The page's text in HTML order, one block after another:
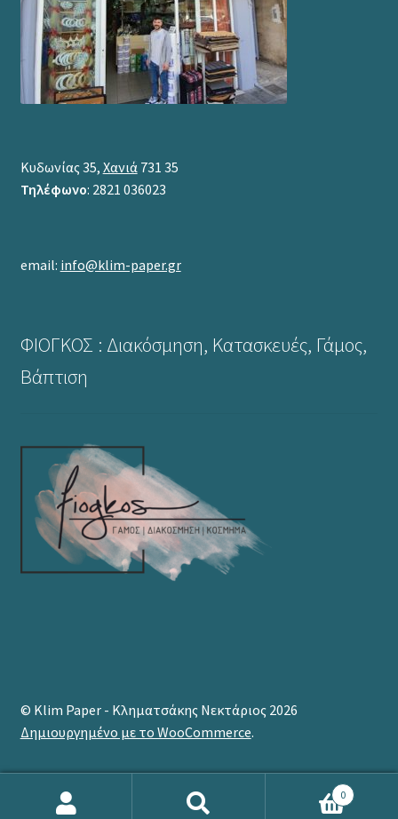
Κυδωνίας 35, Χανιά731 35
Τηλέφωνο: 2821 036023
email: info@klim-paper.gr
ΦΙΟΓΚΟΣ : Διακόσμηση, Κατασκευές, Γάμος,
Βάπτιση
© Klim Paper - Κληματσάκης Νεκτάριος 2026
Δημιουργημένο με το WooCommerce.
0